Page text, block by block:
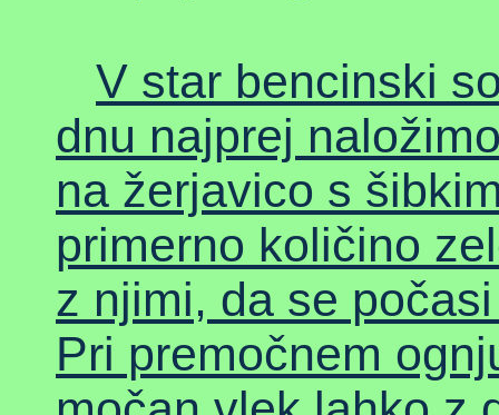
V star bencinski
dnu najprej
na žerjavico s
primerno količino
z njimi, da se
Pri premočnem